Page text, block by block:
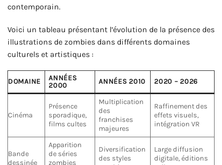
contemporain.
Voici un tableau présentant l’évolution de la présence des
illustrations de zombies dans différents domaines
culturels et artistiques :
DOMAINE
ANNÉES
2000
ANNÉES 2010 2020 – 2026
Cinéma
Présence
sporadique,
films cultes
Multiplication
des
franchises
majeures
Raffinement des
effets visuels,
intégration VR
Bande
dessinée
Apparition
de séries
zombies
Diversification
des styles
Large diffusion
digitale, éditions